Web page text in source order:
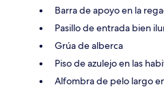
Barra de apoyo en la
Pasillo de entrada bien
Grúa de alberca
Piso de azulejo en las
Alfombra de pelo largo